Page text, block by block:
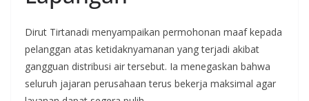
Dirut Tirtanadi menyampaikan permohonan maaf kepada
pelanggan atas ketidaknyamanan yang terjadi akibat
gangguan distribusi air tersebut. Ia menegaskan bahwa
seluruh jajaran perusahaan terus bekerja maksimal agar